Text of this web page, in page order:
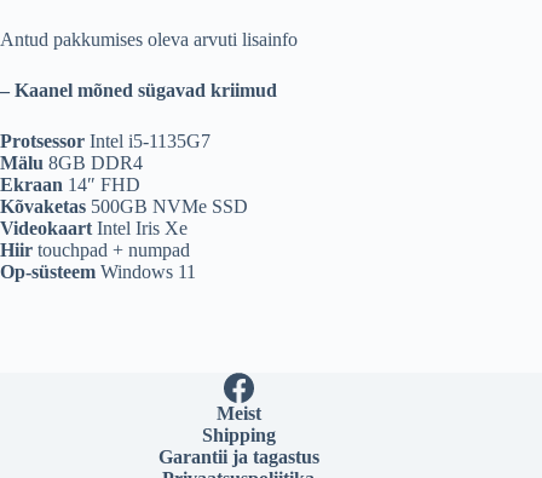
Antud pakkumises oleva arvuti lisainfo
– Kaanel mõned sügavad kriimud
Protsessor Intel i5-1135G7
Mälu 8GB DDR4
Ekraan 14″ FHD
Kõvaketas 500GB NVMe SSD
Videokaart Intel Iris Xe
Hiir touchpad + numpad
Op-süsteem Windows 11
Meist
Shipping
Garantii ja tagastus